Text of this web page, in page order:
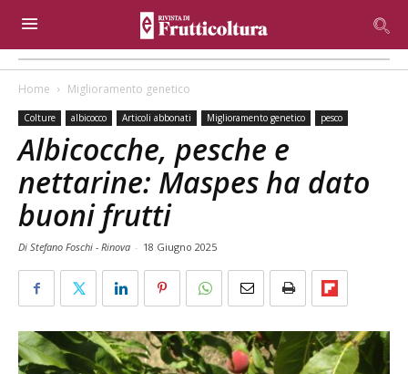
Home Miglioramento genetico
Colture albicocco Articoli abbonati Miglioramento genetico pesco
Albicocche, pesche e
nettarine: Maspes ha dato
buoni frutti
Di Stefano Foschi - Rinova - 18 Giugno 2025